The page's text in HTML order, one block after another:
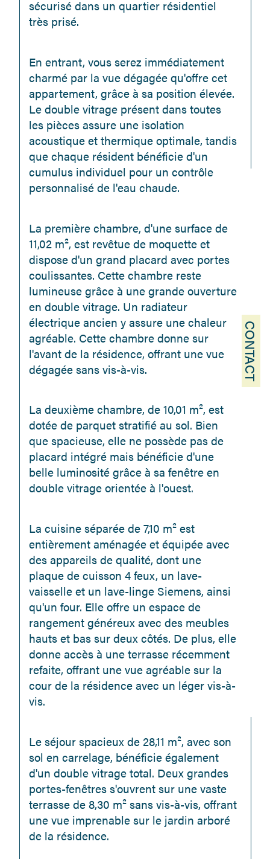
CONTACT
sécurisé dans un quartier résidentiel
très prisé.
En entrant, vous serez immédiatement
charmé par la vue dégagée qu'offre cet
appartement, grâce à sa position élevée.
Le double vitrage présent dans toutes
les pièces assure une isolation
acoustique et thermique optimale, tandis
que chaque résident bénéficie d'un
cumulus individuel pour un contrôle
personnalisé de l'eau chaude.
La première chambre, d'une surface de
11,02 m², est revêtue de moquette et
dispose d'un grand placard avec portes
coulissantes. Cette chambre reste
lumineuse grâce à une grande ouverture
en double vitrage. Un radiateur
électrique ancien y assure une chaleur
agréable. Cette chambre donne sur
l'avant de la résidence, offrant une vue
dégagée sans vis-à-vis.
La deuxième chambre, de 10,01 m², est
dotée de parquet stratifié au sol. Bien
que spacieuse, elle ne possède pas de
placard intégré mais bénéficie d'une
belle luminosité grâce à sa fenêtre en
double vitrage orientée à l'ouest.
La cuisine séparée de 7,10 m² est
entièrement aménagée et équipée avec
des appareils de qualité, dont une
plaque de cuisson 4 feux, un lave-
vaisselle et un lave-linge Siemens, ainsi
qu'un four. Elle offre un espace de
rangement généreux avec des meubles
hauts et bas sur deux côtés. De plus, elle
donne accès à une terrasse récemment
refaite, offrant une vue agréable sur la
cour de la résidence avec un léger vis-à-
vis.
Le séjour spacieux de 28,11 m², avec son
sol en carrelage, bénéficie également
d'un double vitrage total. Deux grandes
portes-fenêtres s'ouvrent sur une vaste
terrasse de 8,30 m² sans vis-à-vis, offrant
une vue imprenable sur le jardin arboré
de la résidence.